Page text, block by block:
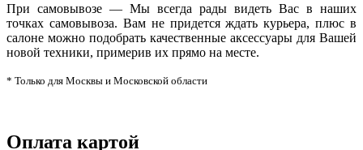
При самовывозе — Мы всегда рады видеть Вас в наших
точках самовывоза. Вам не придется ждать курьера, плюс в
салоне можно подобрать качественные аксессуары для Вашей
новой техники, примерив их прямо на месте.
* Только для Москвы и Московской области
Оплата картой